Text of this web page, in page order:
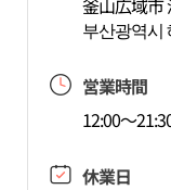
釜山広域市
부산광역시
営業時間
12:00～
休業日